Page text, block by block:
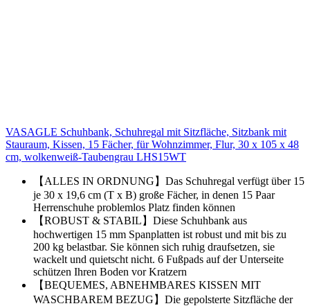
VASAGLE Schuhbank, Schuhregal mit Sitzfläche, Sitzbank mit
Stauraum, Kissen, 15 Fächer, für Wohnzimmer, Flur, 30 x 105 x 48
cm, wolkenweiß-Taubengrau LHS15WT
【ALLES IN ORDNUNG】Das Schuhregal verfügt über 15
je 30 x 19,6 cm (T x B) große Fächer, in denen 15 Paar
Herrenschuhe problemlos Platz finden können
【ROBUST & STABIL】Diese Schuhbank aus
hochwertigen 15 mm Spanplatten ist robust und mit bis zu
200 kg belastbar. Sie können sich ruhig draufsetzen, sie
wackelt und quietscht nicht. 6 Fußpads auf der Unterseite
schützen Ihren Boden vor Kratzern
【BEQUEMES, ABNEHMBARES KISSEN MIT
WASCHBAREM BEZUG】Die gepolsterte Sitzfläche der